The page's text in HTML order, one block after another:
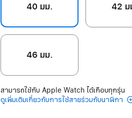
40 มม. 42 ม
46 มม.
สามารถใช้กับ Apple Watch ได้เกือบทุกรุ่น
ดูเพิ่มเติมเกี่ยวกับการใช้สายร่วมกับนาฬิกา